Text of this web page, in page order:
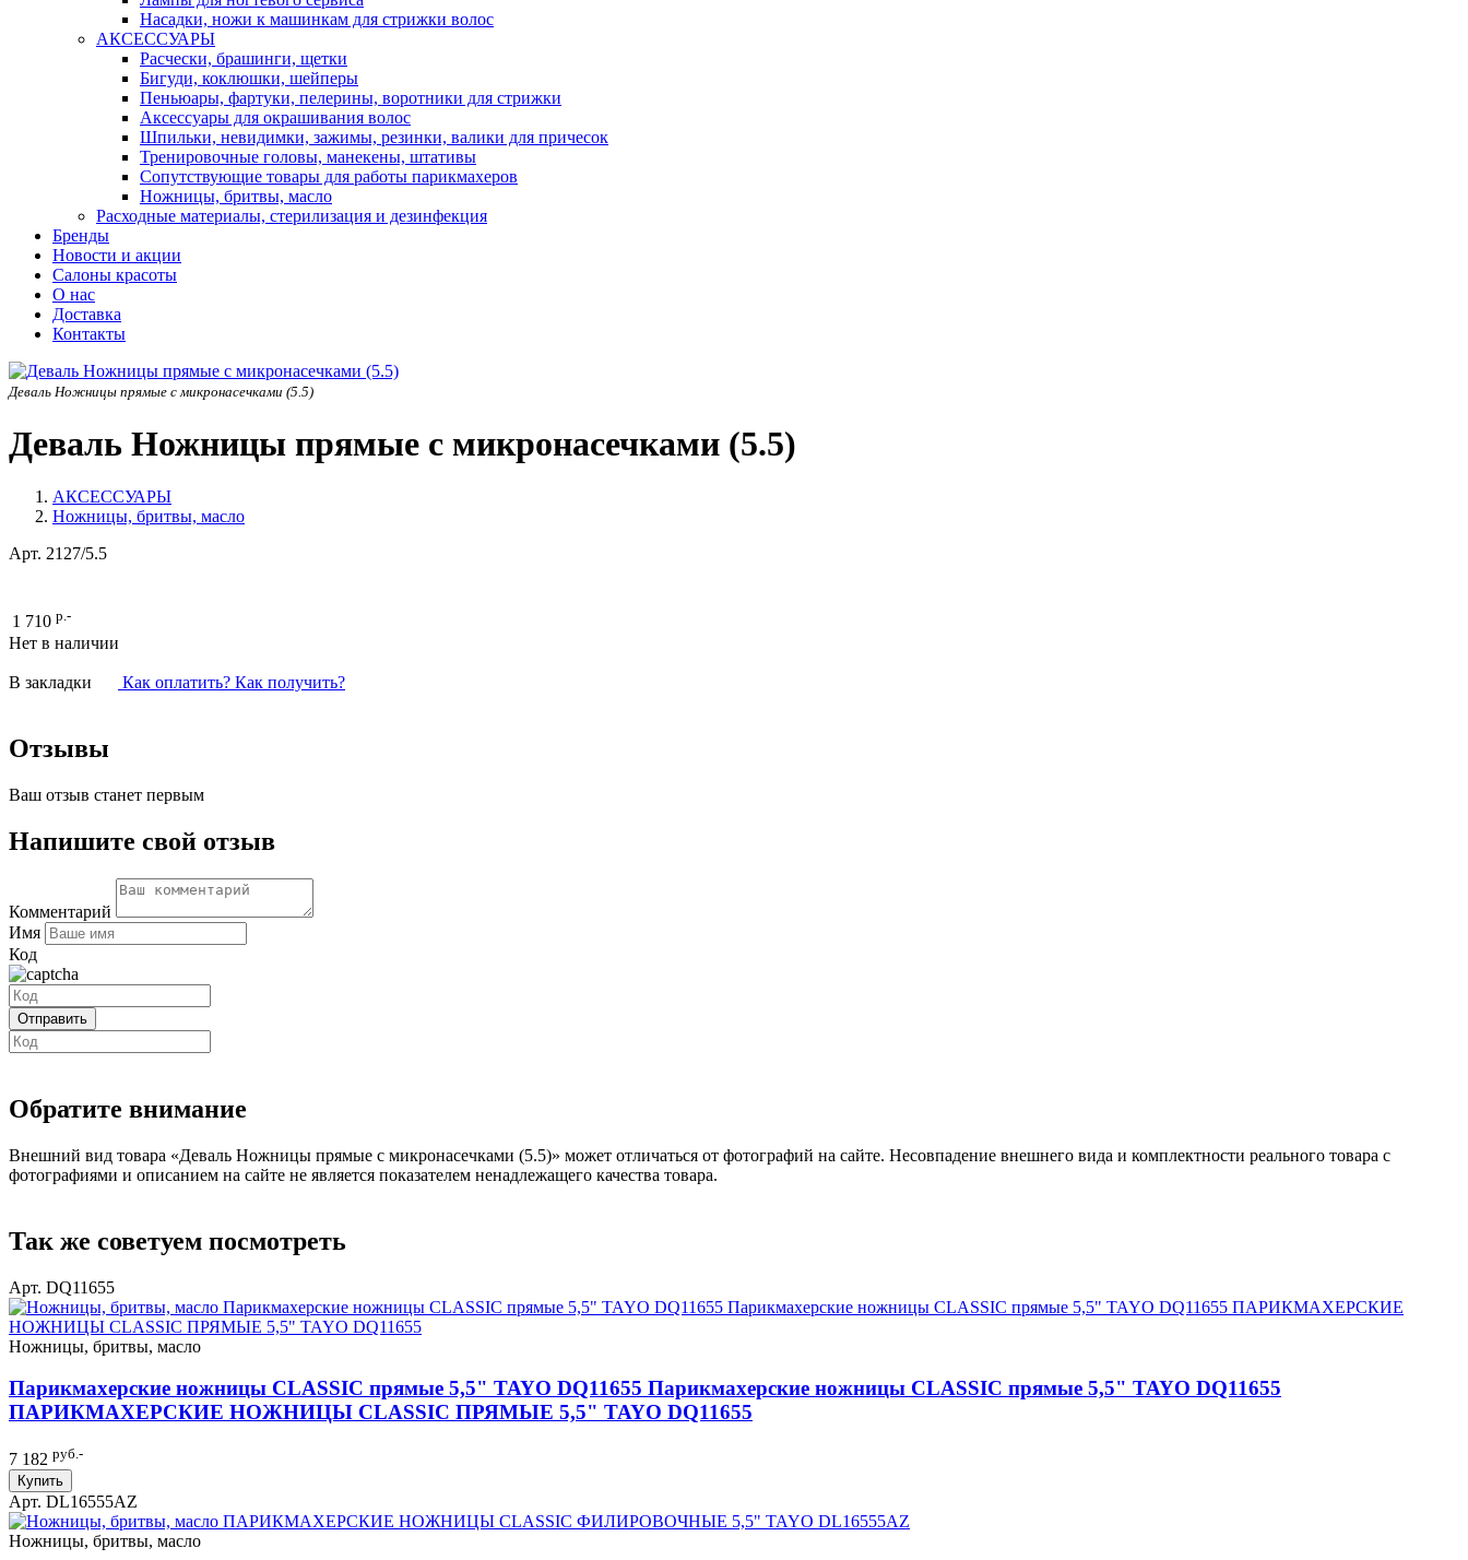
Насадки, ножи к машинкам для стрижки волос
АКСЕССУАРЫ
Расчески, брашинги, щетки
Бигуди, коклюшки, шейперы
Пеньюары, фартуки, пелерины, воротники для стрижки
Аксессуары для окрашивания волос
Шпильки, невидимки, зажимы, резинки, валики для причесок
Тренировочные головы, манекены, штативы
Сопутствующие товары для работы парикмахеров
Ножницы, бритвы, масло
Расходные материалы, стерилизация и дезинфекция
Бренды
Новости и акции
Салоны красоты
О нас
Доставка
Контакты
Деваль Ножницы прямые с микронасечками (5.5)
Деваль Ножницы прямые с микронасечками (5.5)
АКСЕССУАРЫ
Ножницы, бритвы, масло
Арт. 2127/5.5
1 710 р.-
Нет в наличии
В закладки Как оплатить? Как получить?
Отзывы
Ваш отзыв станет первым
Напишите свой отзыв
Комментарий
Имя
Код
Обратите внимание
Внешний вид товара «Деваль Ножницы прямые с микронасечками (5.5)» может отличаться от фотографий на сайте. Несовпадение внешнего вида и комплектности реального товара с
фотографиями и описанием на сайте не является показателем ненадлежащего качества товара.
Так же советуем посмотреть
Арт. DQ11655
Ножницы, бритвы, масло
Парикмахерские ножницы CLASSIC прямые 5,5" TAYO DQ11655 Парикмахерские ножницы CLASSIC прямые 5,5" TAYO DQ11655
ПАРИКМАХЕРСКИЕ НОЖНИЦЫ CLASSIC ПРЯМЫЕ 5,5" TAYO DQ11655
7 182 руб.-
Купить
Арт. DL16555AZ
Ножницы, бритвы, масло